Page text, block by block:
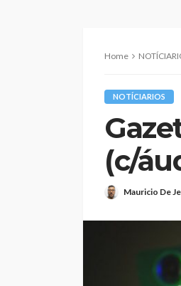
Home
NOTÍCIARIOS
(c/
Mauricio De